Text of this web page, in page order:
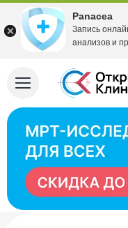
Panacea
Запись
анализов и